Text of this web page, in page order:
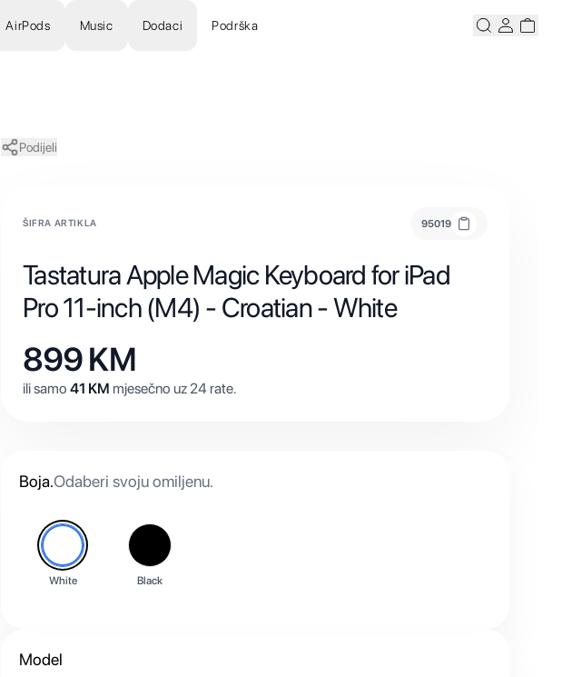
AirPods Music Dodaci Podrška PretražiKorisnicki
Podijeli
ŠIFRA ARTIKLA 95019
Tastatura Apple Magic Keyboard for iPad
Pro 11-inch (M4) - Croatian - White
899KM
ili samo 41 KM mjesečno uz 24 rate.
Boja.Odaberi svoju omiljenu.
White Black
Model